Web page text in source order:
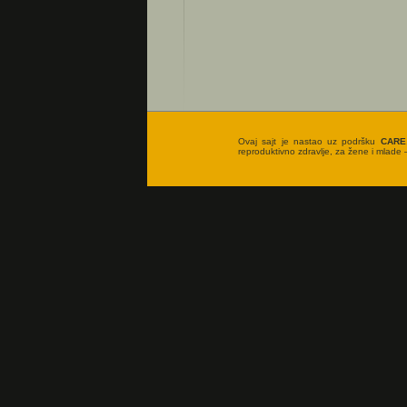
Ovaj sajt je nastao uz podršku CARE
reproduktivno zdravlje, za žene i mlade